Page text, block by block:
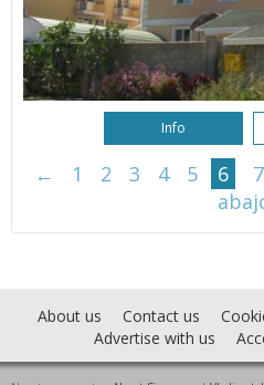
Info
← 1 2 3 4 5 6 7
About us Contact us
Advertise with us